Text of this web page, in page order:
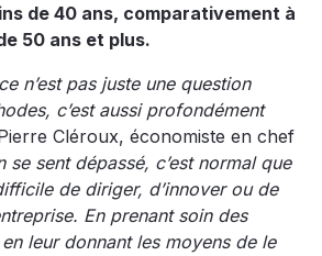
de 40 ans, comparativement à
50 ans et plus.
n’est pas juste une question
c’est aussi profondément
Cléroux, économiste en chef
se sent dépassé, c’est normal que
de diriger, d’innover ou de
En prenant soin des
leur donnant les moyens de le